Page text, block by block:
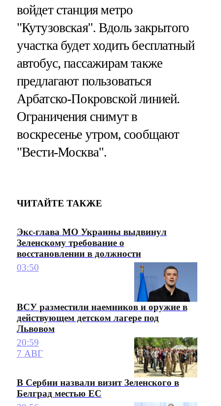
войдет станция метро
"Кутузовская". Вдоль закрытого
участка будет ходить бесплатный
автобус, пассажирам также
предлагают пользоваться
Арбатско-Покровской линией.
Ограничения снимут в
воскресенье утром, сообщают
"Вести-Москва".
ЧИТАЙТЕ ТАКЖЕ
Экс-глава МО Украины выдвинул
Зеленскому требование о
восстановлении в должности
03:50
ВСУ разместили наемников и оружие в
действующем детском лагере под
Львовом
20:59
7 АВГ
В Сербии назвали визит Зеленского в
Белград местью ЕС